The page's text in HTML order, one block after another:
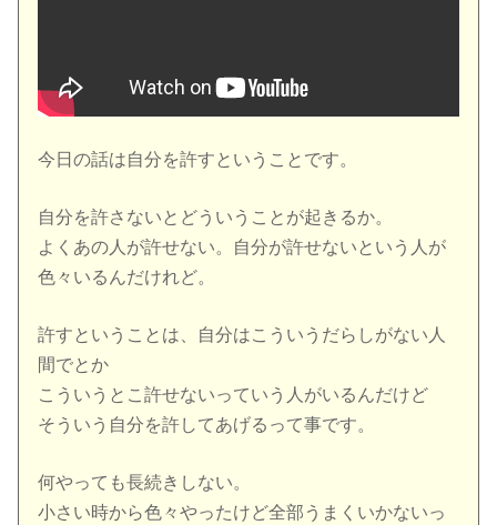
今日の話は自分を許すということです。
自分を許さないとどういうことが起きるか。
よくあの人が許せない。自分が許せないという人が
色々いるんだけれど。
許すということは、自分はこういうだらしがない人
間でとか
こういうとこ許せないっていう人がいるんだけど
そういう自分を許してあげるって事です。
何やっても長続きしない。
小さい時から色々やったけど全部うまくいかないっ